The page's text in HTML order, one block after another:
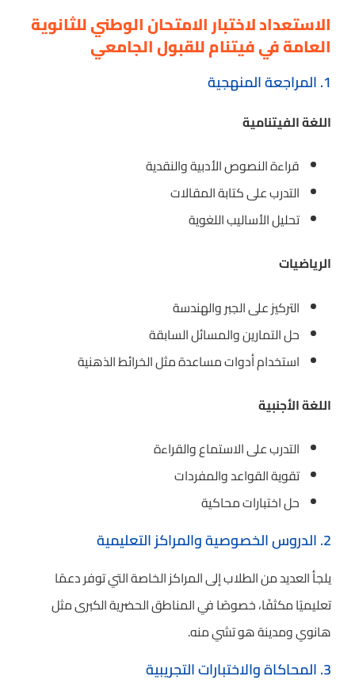
الاستعداد لاختبار الامتحان الوطني للثانوية
العامة في فيتنام للقبول الجامعي
1. المراجعة المنهجية
اللغة الفيتنامية
قراءة النصوص الأدبية والنقدية
التدرب على كتابة المقالات
تحليل الأساليب اللغوية
الرياضيات
التركيز على الجبر والهندسة
حل التمارين والمسائل السابقة
استخدام أدوات مساعدة مثل الخرائط الذهنية
اللغة الأجنبية
التدرب على الاستماع والقراءة
تقوية القواعد والمفردات
حل اختبارات محاكية
2. الدروس الخصوصية والمراكز التعليمية
يلجأ العديد من الطلاب إلى المراكز الخاصة التي توفر دعمًا
تعليميًا مكثفًا، خصوصًا في المناطق الحضرية الكبرى مثل
هانوي ومدينة هو تشي منه.
3. المحاكاة والاختبارات التجريبية